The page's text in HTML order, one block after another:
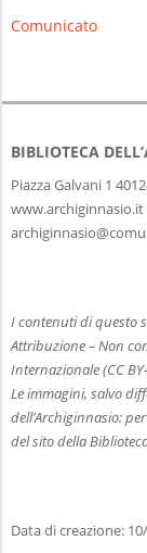
Comunicato
H
O
M
E
11
BIBLIOTECA
Piazza Galvani 1
www.archiginnasio.it
I contenuti di questo
Attribuzione – Non
Internazionale (CC
Le immagini, salvo
dell’Archiginnasio:
del sito della
Data di creazione: